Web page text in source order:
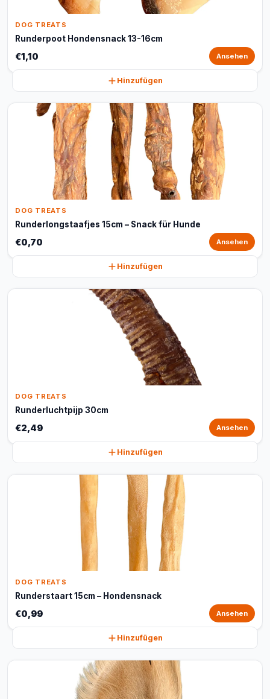
DOG TREATS
Runderpoot Hondensnack 13-16cm
€1,10 Ansehen
Hinzufügen
DOG TREATS
Runderlongstaafjes 15cm – Snack für Hunde
€0,70 Ansehen
Hinzufügen
DOG TREATS
Runderluchtpijp 30cm
€2,49 Ansehen
Hinzufügen
DOG TREATS
Runderstaart 15cm – Hondensnack
€0,99 Ansehen
Hinzufügen